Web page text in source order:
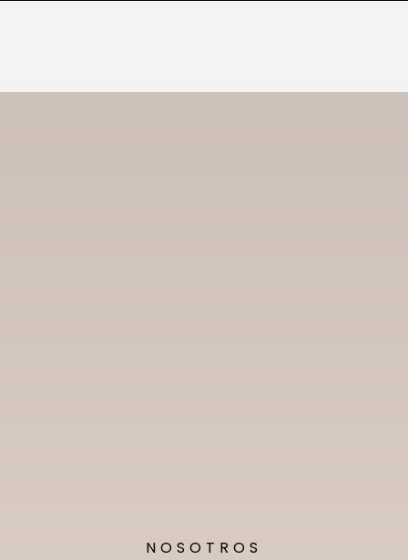
NOSOTROS